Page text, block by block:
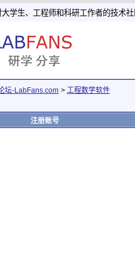
学生、工程师和科研工作者的技术社
坛-LabFans.com > 工程数学软件
注册账号